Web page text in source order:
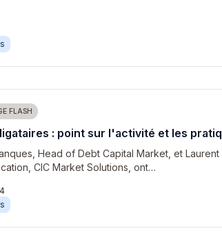
FLASH
: point sur l'activité et les
Head of Debt Capital Market, et Laurent
CIC Market Solutions, ont…